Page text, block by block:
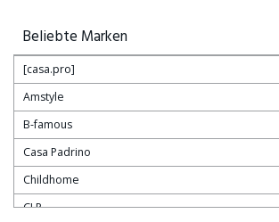
Beliebte Marken
[casa.pro]
Amstyle
B-famous
Casa Padrino
Childhome
CLP